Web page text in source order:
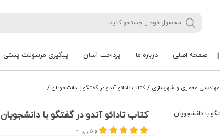
| صفحه اصلی درباره ما پرداخت آسان پیگیری مرسولات پستی
مهندسی معماری و شهرسازی / کتاب تادائو آندو در گفتگو با دانشجویان /
کتاب تادائو آندو در گفتگو با دانشجویان
از 5 رای